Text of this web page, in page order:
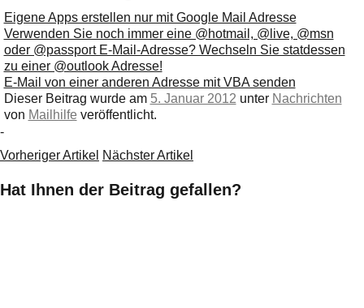
Eigene Apps erstellen nur mit Google Mail Adresse
Verwenden Sie noch immer eine @hotmail, @live, @msn
oder @passport E-Mail-Adresse? Wechseln Sie statdessen
zu einer @outlook Adresse!
E-Mail von einer anderen Adresse mit VBA senden
Dieser Beitrag wurde am 5. Januar 2012 unter Nachrichten
von Mailhilfe veröffentlicht.
-
Vorheriger Artikel Nächster Artikel
Hat Ihnen der Beitrag gefallen?